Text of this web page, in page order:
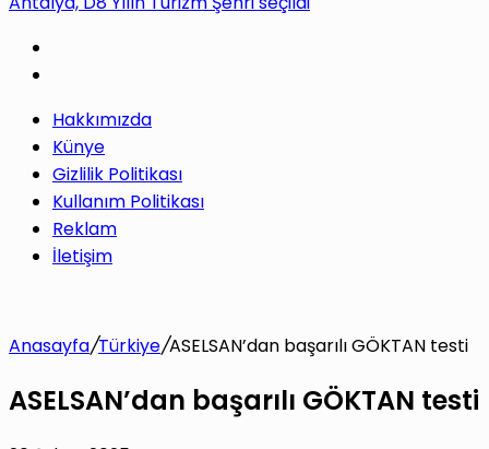
yap
...
Hakkımızda
Künye
Gizlilik Politikası
Kullanım Politikası
Reklam
İletişim
Anasayfa/Türkiye/ASELSAN’dan başarılı GÖKTAN testi
ASELSAN’dan başarılı GÖKTAN testi